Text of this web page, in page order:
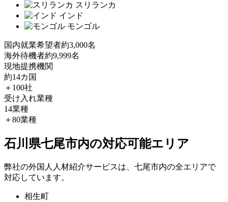
スリランカ
インド
モンゴル
国内就業希望者約3,000名
海外待機者約9,999名
現地提携機関
約14カ国
＋100社
受け入れ業種
14業種
＋80業種
石川県七尾市内の対応可能エリア
弊社の外国人人材紹介サービスは、七尾市内の全エリアで
対応しています。
相生町